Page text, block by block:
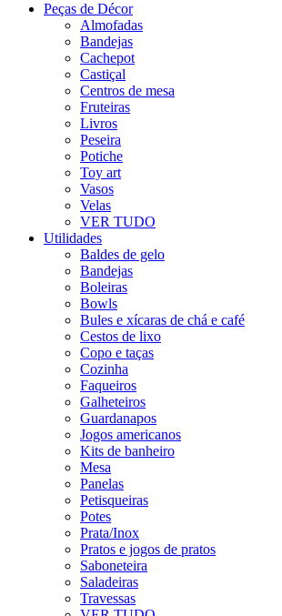
Peças de Décor
Almofadas
Bandejas
Cachepot
Castiçal
Centros de mesa
Fruteiras
Livros
Peseira
Potiche
Toy art
Vasos
Velas
VER TUDO
Utilidades
Baldes de gelo
Bandejas
Boleiras
Bowls
Bules e xícaras de chá e café
Cestos de lixo
Copo e taças
Cozinha
Faqueiros
Galheteiros
Guardanapos
Jogos americanos
Kits de banheiro
Mesa
Panelas
Petisqueiras
Potes
Prata/Inox
Pratos e jogos de pratos
Saboneteira
Saladeiras
Travessas